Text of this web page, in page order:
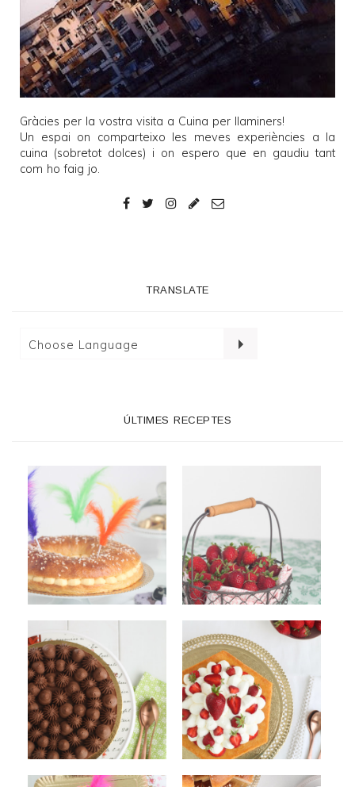
Gràcies per la vostra visita a Cuina per llaminers!
Un espai on comparteixo les meves experiències a la
cuina (sobretot dolces) i on espero que en gaudiu tant
com ho faig jo.
TRANSLATE
ÚLTIMES RECEPTES